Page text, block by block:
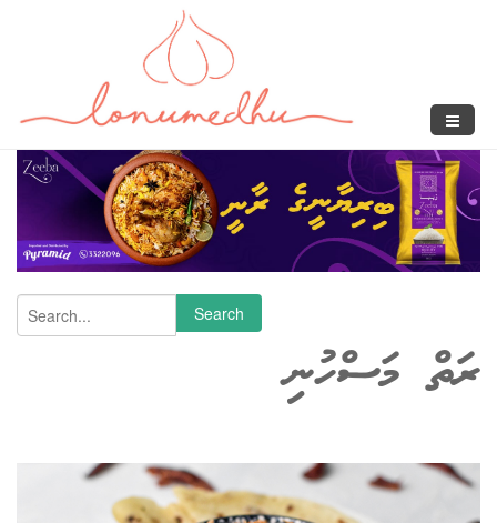
Search form
Search
ރަތް މަސްހުނި